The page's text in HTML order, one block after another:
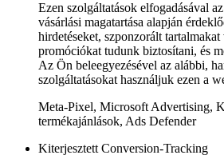
Ezen szolgáltatások elfogadásával
vásárlási magatartása alapján
hirdetéseket, szponzorált
promóciókat tudunk biztosítani, és
Az Ön beleegyezésével az alábbi,
szolgáltatásokat használjuk ezen a
Meta-Pixel, Microsoft Advertising,
termékajánlások, Ads Defender
Kiterjesztett Conversion-Tracking